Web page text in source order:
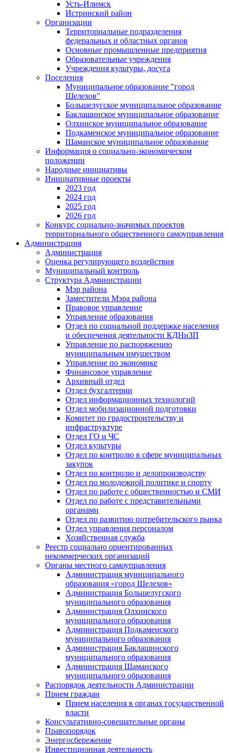
Усть-Илимск
Истринский район
Организации
Территориальные подразделения
федеральных и областных органов
Основные промышленные предприятия
Образовательные учреждения
Учреждения культуры, досуга
Поселения
Муниципальное образование "город
Шелехов"
Большелугское муниципальное образование
Баклашинское муниципальное образование
Олхинское муниципальное образование
Подкаменское муниципальное образование
Шаманское муниципальное образование
Информация о социально-экономическом
положении
Народные инициативы
Инициативные проекты
2023 год
2024 год
2025 год
2026 год
Конкурс социально-значимых проектов
территориального общественного самоуправления
Администрация
Администрация
Оценка регулирующего воздействия
Муниципальный контроль
Структура Администрации
Мэр района
Заместители Мэра района
Правовое управление
Управление образования
Отдел по социальной поддержке населения
и обеспечения деятельности КДНиЗП
Управление по распоряжению
муниципальным имуществом
Управление по экономике
Финансовое управление
Архивный отдел
Отдел бухгалтерии
Отдел информационных технологий
Отдел мобилизационной подготовки
Комитет по градостроительству и
инфраструктуре
Отдел ГО и ЧС
Отдел культуры
Отдел по контролю в сфере муниципальных
закупок
Отдел по контролю и делопроизводству
Отдел по молодежной политике и спорту
Отдел по работе с общественностью и СМИ
Отдел по работе с представительными
органами
Отдел по развитию потребительского рынка
Отдел управления персоналом
Хозяйственная служба
Реестр социально ориентированных
некоммерческих организаций
Органы местного самоуправления
Администрация муниципального
образования «город Шелехов»
Администрация Большелугского
муниципального образования
Администрация Олхинского
муниципального образования
Администрация Подкаменского
муниципального образования
Администрация Баклашинского
муниципального образования
Администрация Шаманского
муниципального образования
Распорядок деятельности Администрации
Прием граждан
Прием населения в органах государственной
власти
Консультативно-совещательные органы
Правопорядок
Энергосбережение
Инвестиционная деятельность